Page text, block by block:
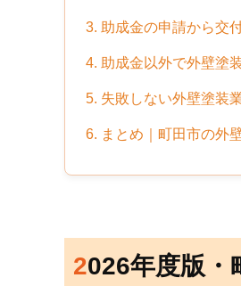
3. 助成金の申請から交
4. 助成金以外で外壁塗
5. 失敗しない外壁塗装
6. まとめ｜町田市の外
2026年度版